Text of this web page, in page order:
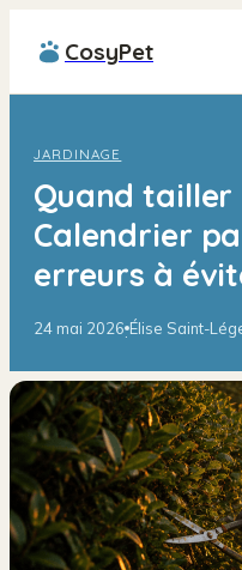
CosyPet
JARDINAGE
Quand tailler
Calendrier
erreurs à
24 mai 2026·Élise Saint-